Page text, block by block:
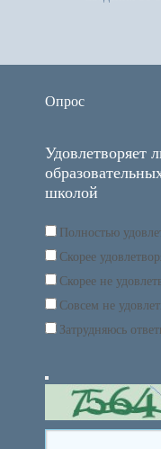
Опрос
Удовлетворяет
школой
Полностью
Скорее
Скорее не
Совсем не
Затрудняюсь